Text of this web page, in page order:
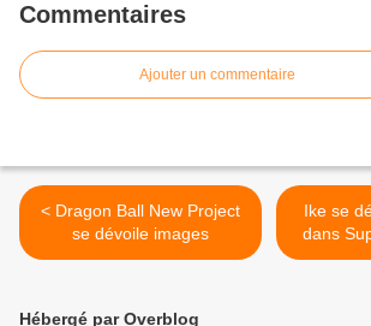
Commentaires
Ajouter un commentaire
< Dragon Ball New Project
se dévoile images
Ike se
dans
Hébergé par Overblog